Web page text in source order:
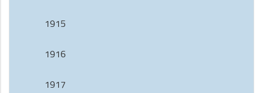
1915
1916
1917